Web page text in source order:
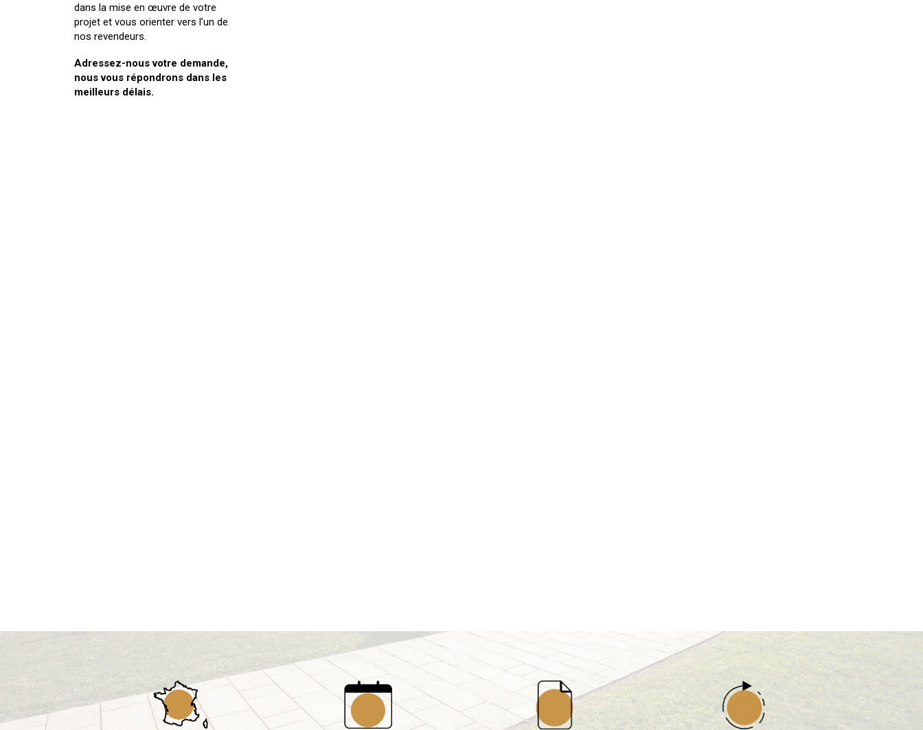
dans la mise en œuvre de votre
projet et vous orienter vers l’un de
nos revendeurs.
Adressez-nous votre demande,
nous vous répondrons dans les
meilleurs délais.